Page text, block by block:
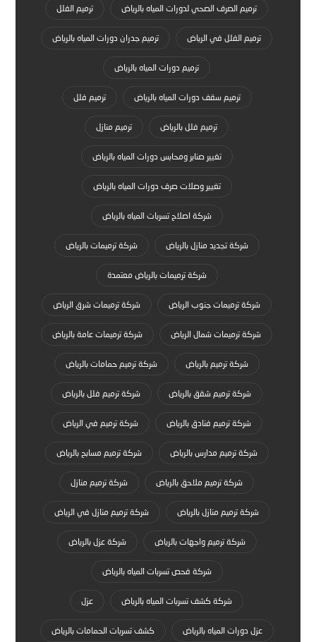
ترميم الصرف الصحي لدورات المياه بالرياض ترميم الفلل
ترميم الفلل في الرياض ترميم جدران دورات المياه بالرياض
ترميم دورات المياه بالرياض
ترميم سقف دورات المياه بالرياض ترميم فلل
ترميم فلل بالرياض ترميم منازل
تغيير صنابر ومحابس دورات المياه بالرياض
تغيير وصلات صرف دورات المياه بالرياض
شركة اصلاح تسربات المياه بالرياض
شركة تجديد منازل بالرياض شركة ترميمات بالرياض
شركة ترميمات بالرياض معتمدة
شركة ترميمات جنوب الرياض شركة ترميمات شرق الرياض
شركة ترميمات شمال الرياض شركة ترميمات عامة بالرياض
شركة ترميم بالرياض شركة ترميم حمامات بالرياض
شركة ترميم شقق بالرياض شركة ترميم فلل بالرياض
شركة ترميم فنادق بالرياض شركة ترميم في الرياض
شركة ترميم مدارس بالرياض شركة ترميم مسابح بالرياض
شركة ترميم ملاحق بالرياض شركة ترميم منازل
شركة ترميم منازل بالرياض شركة ترميم منازل في الرياض
شركة ترميم واجهات بالرياض شركة عزل بالرياض
شركة فحص تسربات المياه بالرياض
شركة كشف تسربات المياه بالرياض عزل
عزل دورات المياه بالرياض كشف تسربات الحمامات بالرياض